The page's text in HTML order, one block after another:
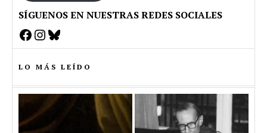
SÍGUENOS EN NUESTRAS REDES SOCIALES
Facebook
Instagram
Bluesky
LO MÁS LEÍDO